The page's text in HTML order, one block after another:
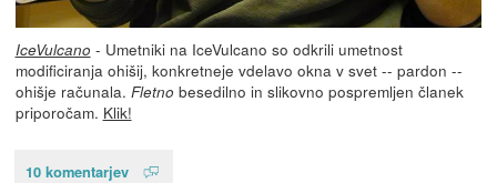
IceVulcano - Umetniki na IceVulcano so odkrili umetnost
modificiranja ohišij, konkretneje vdelavo okna v svet -- pardon --
ohišje računala. Fletno besedilno in slikovno pospremljen članek
priporočam. Klik!
10 komentarjev